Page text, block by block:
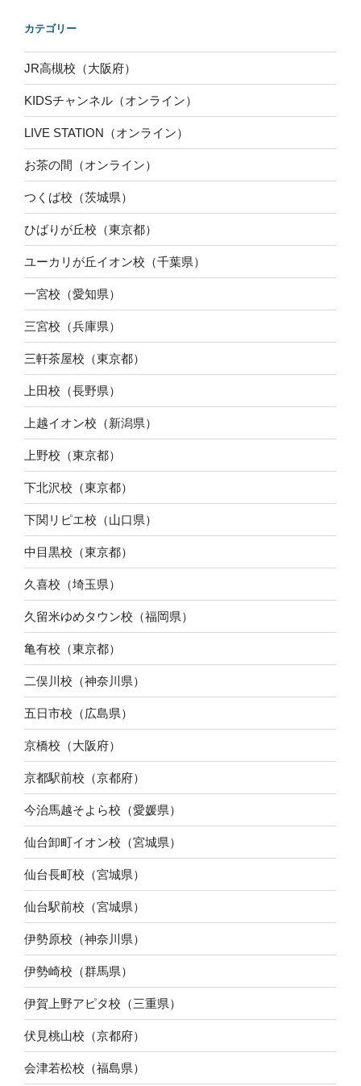
カテゴリー
JR高槻校（大阪府）
KIDSチャンネル（オンライン）
LIVE STATION（オンライン）
お茶の間（オンライン）
つくば校（茨城県）
ひばりが丘校（東京都）
ユーカリが丘イオン校（千葉県）
一宮校（愛知県）
三宮校（兵庫県）
三軒茶屋校（東京都）
上田校（長野県）
上越イオン校（新潟県）
上野校（東京都）
下北沢校（東京都）
下関リピエ校（山口県）
中目黒校（東京都）
久喜校（埼玉県）
久留米ゆめタウン校（福岡県）
亀有校（東京都）
二俣川校（神奈川県）
五日市校（広島県）
京橋校（大阪府）
京都駅前校（京都府）
今治馬越そよら校（愛媛県）
仙台卸町イオン校（宮城県）
仙台長町校（宮城県）
仙台駅前校（宮城県）
伊勢原校（神奈川県）
伊勢崎校（群馬県）
伊賀上野アピタ校（三重県）
伏見桃山校（京都府）
会津若松校（福島県）